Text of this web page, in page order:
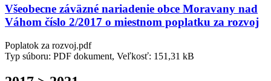
Všeobecne záväzné nariadenie obce Moravany nad
Váhom číslo 2/2017 o miestnom poplatku za rozvoj
Poplatok za rozvoj.pdf
Typ súboru: PDF dokument, Veľkosť: 151,31 kB